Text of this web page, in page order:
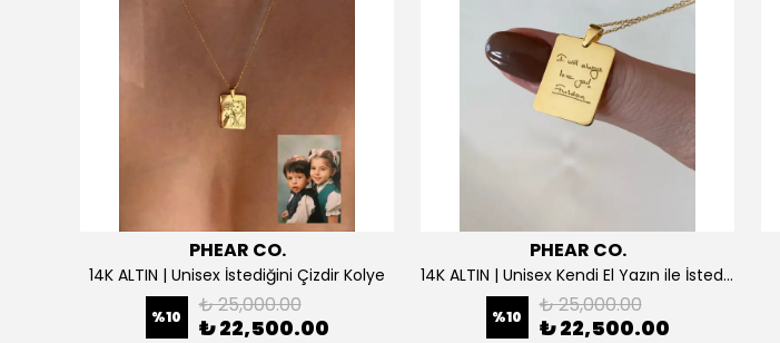
PHEAR CO.
14K ALTIN | Unisex İstediğini Çizdir Kolye
%10 ₺ 25,000.00
₺ 22,500.00
PHEAR CO.
14K ALTIN | Unisex Kendi El Yazın ile İstediğini Yazdır Plaka Kolye
%10 ₺ 25,000.00
₺ 22,500.00